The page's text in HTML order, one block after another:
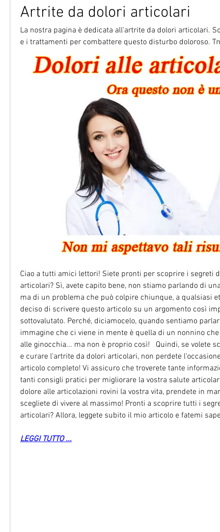
Artrite da dolori articolari
La nostra pagina è dedicata all'artrite da dolori articolari.
e i trattamenti per combattere questo disturbo doloroso.
Ciao a tutti amici lettori! Siete pronti per scoprire i segreti
articolari? Sì, avete capito bene, non stiamo parlando di
ma di un problema che può colpire chiunque, a qualsiasi
deciso di scrivere questo articolo su un argomento così
sottovalutato. Perché, diciamocelo, quando sentiamo
immagine che ci viene in mente è quella di un nonnino
alle ginocchia... ma non è proprio così!   Quindi, se volete
e curare l'artrite da dolori articolari, non perdete
articolo completo! Vi assicuro che troverete tante
tanti consigli pratici per migliorare la vostra salute
dolore alle articolazioni rovini la vostra vita, prendete in
scegliete di vivere al massimo! Pronti a scoprire tutti i
articolari? Allora, leggete subito il mio articolo e fatemi
LEGGI TUTTO ...